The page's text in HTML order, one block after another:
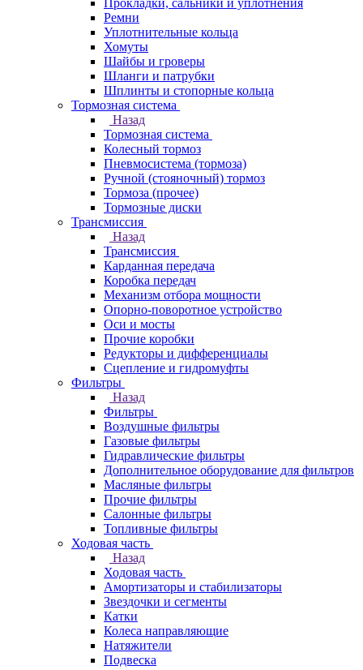
Прокладки, сальники и уплотнения
Ремни
Уплотнительные кольца
Хомуты
Шайбы и гроверы
Шланги и патрубки
Шплинты и стопорные кольца
Тормозная система
Назад
Тормозная система
Колесный тормоз
Пневмосиcтема (тормоза)
Ручной (стояночный) тормоз
Тормоза (прочее)
Тормозные диски
Трансмиссия
Назад
Трансмиссия
Карданная передача
Коробка передач
Механизм отбора мощности
Опорно-поворотное устройство
Оси и мосты
Прочие коробки
Редукторы и дифференциалы
Сцепление и гидромуфты
Фильтры
Назад
Фильтры
Воздушные фильтры
Газовые фильтры
Гидравлические фильтры
Дополнительное оборудование для фильтров
Масляные фильтры
Прочие фильтры
Салонные фильтры
Топливные фильтры
Ходовая часть
Назад
Ходовая часть
Амортизаторы и стабилизаторы
Звездочки и сегменты
Катки
Колеса направляющие
Натяжители
Подвеска